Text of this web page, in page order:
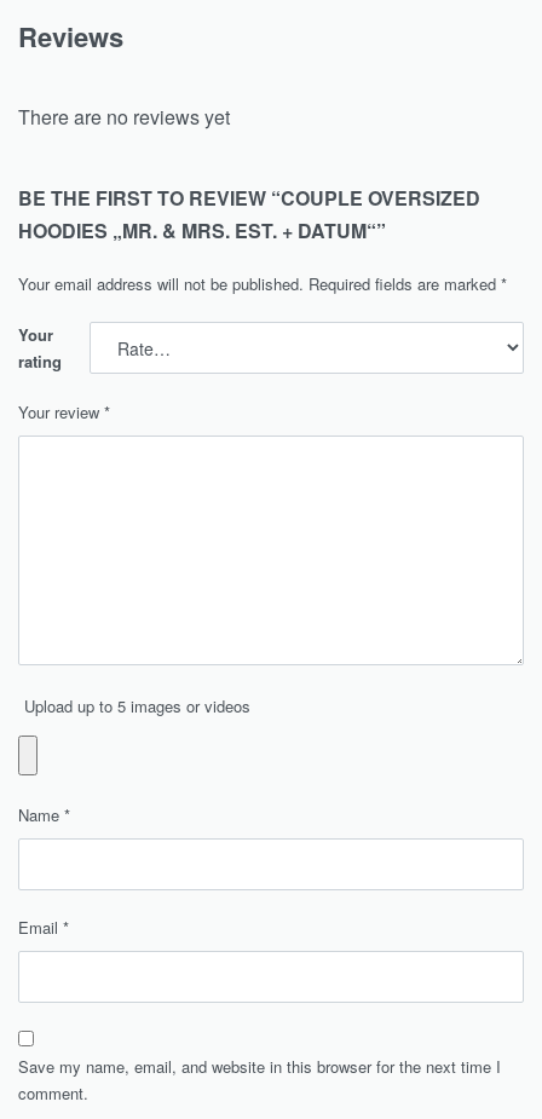
Reviews
There are no reviews yet
BE THE FIRST TO REVIEW “COUPLE OVERSIZED
HOODIES „MR. & MRS. EST. + DATUM“”
Your email address will not be published. Required fields are marked *
Your
rating
Your review *
Upload up to 5 images or videos
Name *
Email *
Save my name, email, and website in this browser for the next time I
comment.